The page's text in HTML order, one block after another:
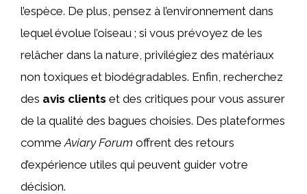
l’espèce. De plus, pensez à l’environnement dans
lequel évolue l’oiseau ; si vous prévoyez de les
relâcher dans la nature, privilégiez des matériaux
non toxiques et biodégradables. Enfin, recherchez
des avis clients et des critiques pour vous assurer
de la qualité des bagues choisies. Des plateformes
comme Aviary Forum offrent des retours
d’expérience utiles qui peuvent guider votre
décision.